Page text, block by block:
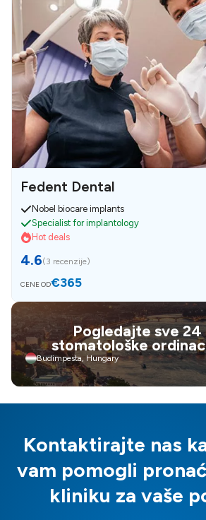
Fedent Dental
Nobel biocare implants
Specialist for implantology
Hot deals
4.6(3 recenzije)
CENE OD€365
Pogledajte sve 24
stomatološke
Budimpesta, Hungary
Kontaktirajte nas
vam pomogli
kliniku za vaše